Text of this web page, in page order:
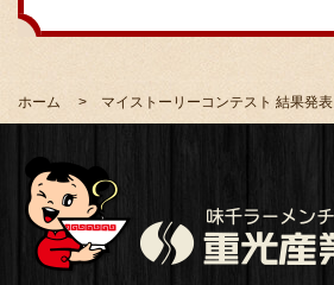
ホーム マイストーリーコンテスト 結果発表